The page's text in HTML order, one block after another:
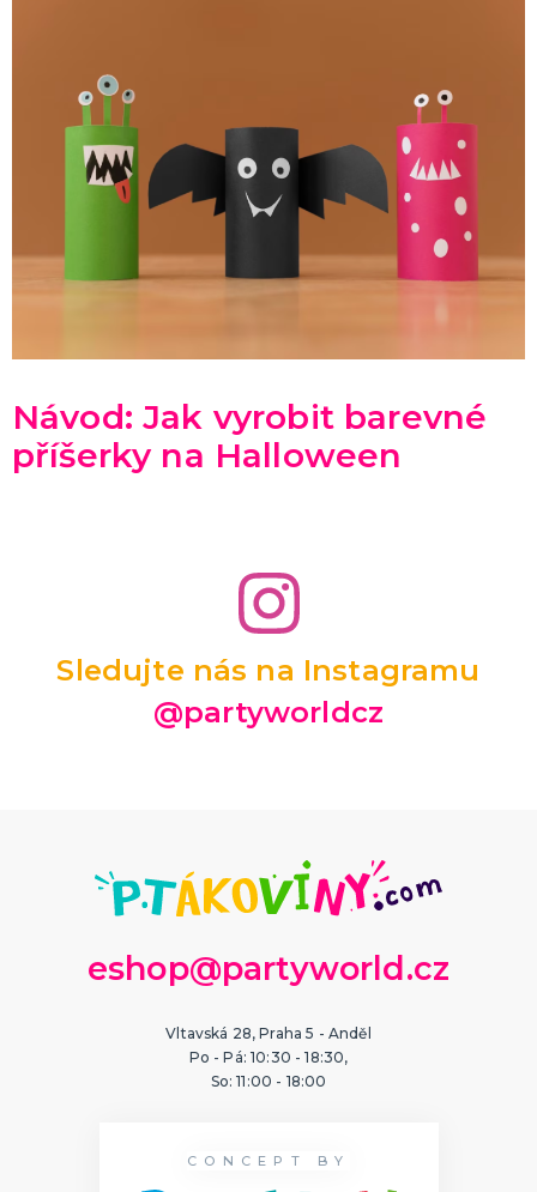
Návod: Jak vyrobit barevné
příšerky na Halloween
Sledujte nás na Instagramu
@partyworldcz
eshop@partyworld.cz
Vltavská 28, Praha 5 - Anděl
Po - Pá: 10:30 - 18:30,
So: 11:00 - 18:00
CONCEPT BY